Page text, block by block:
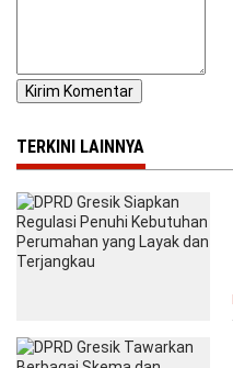
TERKINI LAINNYA